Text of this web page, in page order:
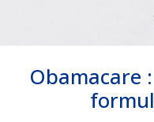
CLIENTS MOBILITÉ
Obamacare